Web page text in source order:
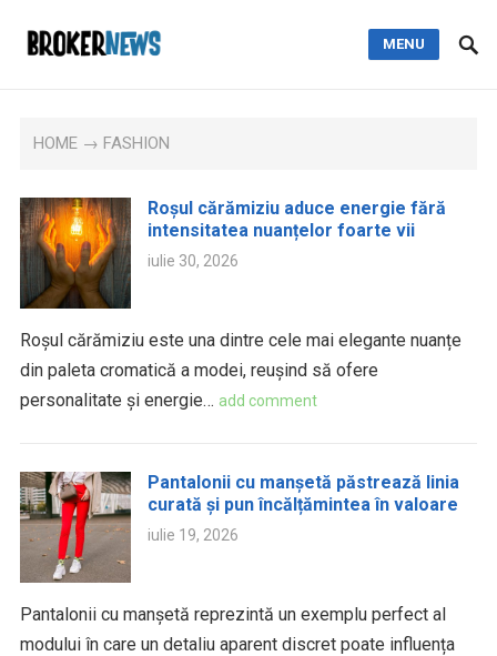
MENU
HOME → FASHION
Roșul cărămiziu aduce energie fără
intensitatea nuanțelor foarte vii
iulie 30, 2026
Roșul cărămiziu este una dintre cele mai elegante nuanțe
din paleta cromatică a modei, reușind să ofere
personalitate și energie… add comment
Pantalonii cu manșetă păstrează linia
curată și pun încălțămintea în valoare
iulie 19, 2026
Pantalonii cu manșetă reprezintă un exemplu perfect al
modului în care un detaliu aparent discret poate influența